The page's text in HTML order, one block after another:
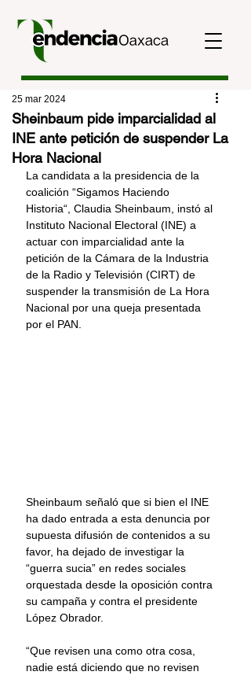
Sheinbaum pide imparcialidad al
INE ante petición de suspender La
Hora Nacional
25 mar 2024
La candidata a la presidencia de la
coalición “Sigamos Haciendo
Historia“, Claudia Sheinbaum, instó al
Instituto Nacional Electoral (INE) a
actuar con imparcialidad ante la
petición de la Cámara de la Industria
de la Radio y Televisión (CIRT) de
suspender la transmisión de La Hora
Nacional por una queja presentada
por el PAN.
Sheinbaum señaló que si bien el INE
ha dado entrada a esta denuncia por
supuesta difusión de contenidos a su
favor, ha dejado de investigar la
“guerra sucia” en redes sociales
orquestada desde la oposición contra
su campaña y contra el presidente
López Obrador.
“Que revisen una como otra cosa,
nadie está diciendo que no revisen